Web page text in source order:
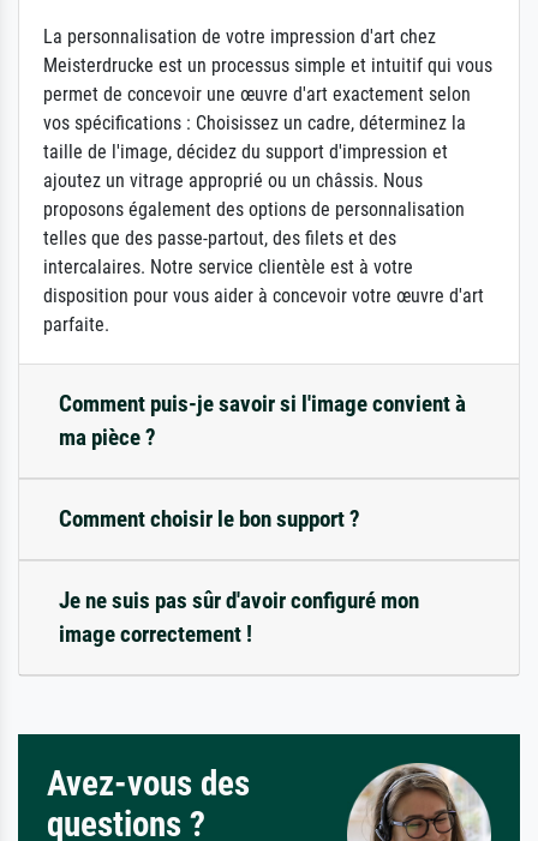
La personnalisation de votre impression d'art chez
Meisterdrucke est un processus simple et intuitif qui vous
permet de concevoir une œuvre d'art exactement selon
vos spécifications : Choisissez un cadre, déterminez la
taille de l'image, décidez du support d'impression et
ajoutez un vitrage approprié ou un châssis. Nous
proposons également des options de personnalisation
telles que des passe-partout, des filets et des
intercalaires. Notre service clientèle est à votre
disposition pour vous aider à concevoir votre œuvre d'art
parfaite.
Comment puis-je savoir si l'image convient à
ma pièce ?
Comment choisir le bon support ?
Je ne suis pas sûr d'avoir configuré mon
image correctement !
Avez-vous des
questions ?